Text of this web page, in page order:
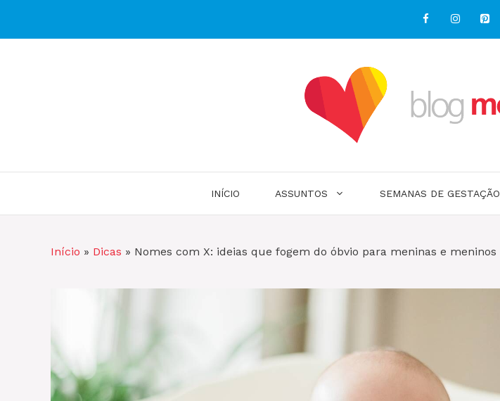
o
INÍCIO ASSUNTOS SEMANAS DE GESTAÇÃO
Início » Dicas » Nomes com X: ideias que fogem do óbvio para meninas e meninos